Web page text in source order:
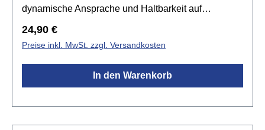
dynamische Ansprache und Haltbarkeit auf
Standard für einen offenen und ausdrucksvollen
Sound. Tief gestimmt produziert sie einen grollenden
Rumble, der den natürlichen Sound des Kessels
betont. Die beschichtete Version liefert zusätzliche
14"beschichteteinlagig 1x 10mil Folieoffener und
Regulärer Preis:
24,90 €
Preise inkl. MwSt. zzgl. Versandkosten
In den Warenkorb